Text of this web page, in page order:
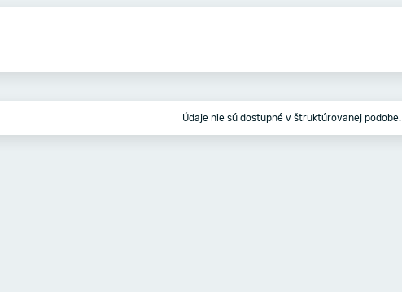
Údaje nie sú dostupné v štruktúrovanej podobe.